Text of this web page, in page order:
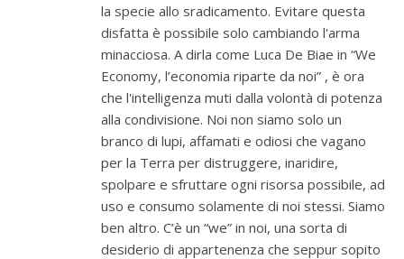
la specie allo sradicamento. Evitare questa
disfatta è possibile solo cambiando l'arma
minacciosa. A dirla come Luca De Biae in “We
Economy, l’economia riparte da noi” , è ora
che l'intelligenza muti dalla volontà di potenza
alla condivisione. Noi non siamo solo un
branco di lupi, affamati e odiosi che vagano
per la Terra per distruggere, inaridire,
spolpare e sfruttare ogni risorsa possibile, ad
uso e consumo solamente di noi stessi. Siamo
ben altro. C’è un “we” in noi, una sorta di
desiderio di appartenenza che seppur sopito